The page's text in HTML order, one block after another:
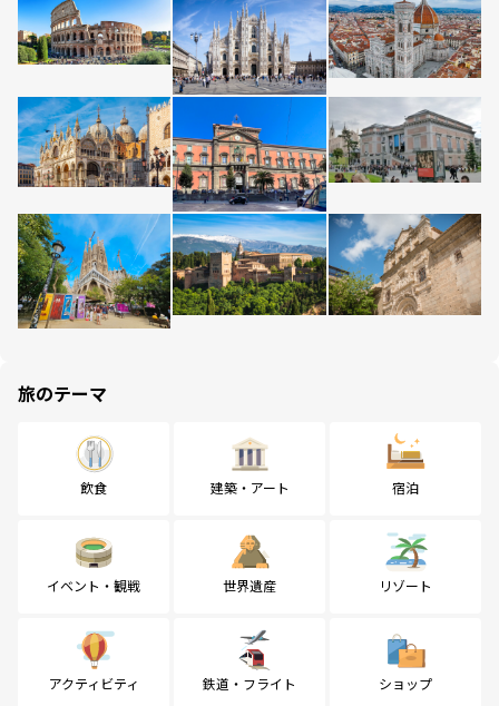
旅のテーマ
飲食 建築・アート 宿泊
イベント・観戦 世界遺産 リゾート
アクティビティ 鉄道・フライト ショップ